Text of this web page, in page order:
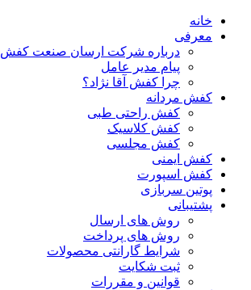
خانه
معرفی
درباره شرکت ارسان صنعت کفش
پیام مدیر عامل
چرا کفش آقا نژاد؟
کفش مردانه
کفش راحتی طبی
کفش کلاسیک
کفش مجلسی
کفش ایمنی
کفش اسپورت
پوتین سربازی
پشتیبانی
روش های ارسال
روش های پرداخت
شرایط گارانتی محصولات
ثبت شکایت
قوانین و مقررات